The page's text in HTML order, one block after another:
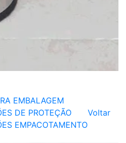
EMBALAGEM
Voltar
DE PROTEÇÃO
EMPACOTAMENTO